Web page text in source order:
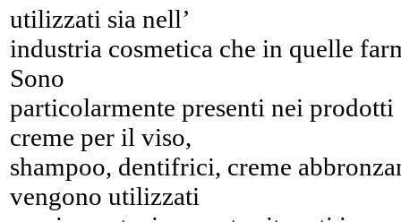
utilizzati sia nell’
industria cosmetica che in quelle
Sono
particolarmente presenti nei prodotti
creme per il viso,
shampoo, dentifrici, creme
vengono utilizzati